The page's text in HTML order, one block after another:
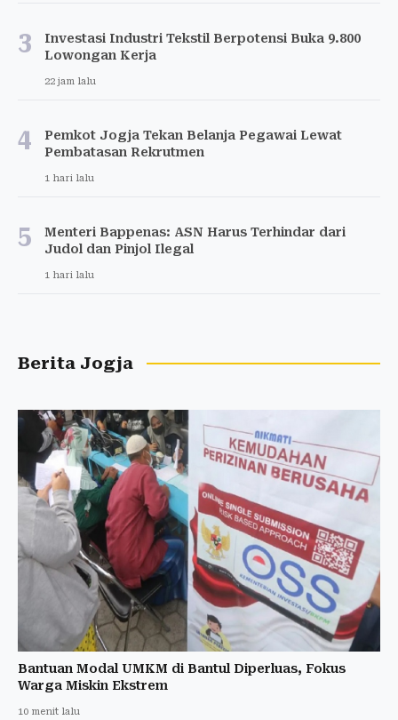
3
Investasi Industri Tekstil Berpotensi Buka 9.800
Lowongan Kerja
22 jam lalu
4
Pemkot Jogja Tekan Belanja Pegawai Lewat
Pembatasan Rekrutmen
1 hari lalu
5
Menteri Bappenas: ASN Harus Terhindar dari
Judol dan Pinjol Ilegal
1 hari lalu
Berita Jogja
Bantuan Modal UMKM di Bantul Diperluas, Fokus
Warga Miskin Ekstrem
10 menit lalu